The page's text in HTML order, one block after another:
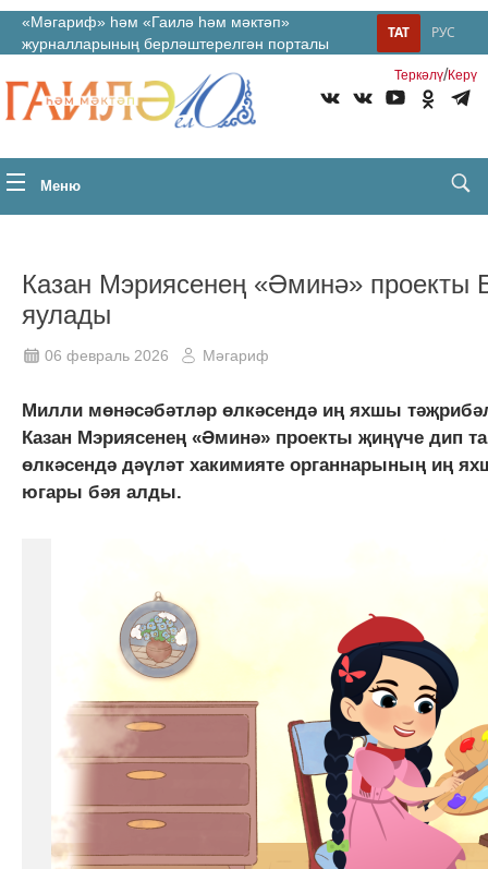
«Мәгариф» һәм «Гаилә һәм мәктәп»
журналларының берләштерелгән порталы
РУС
ТАТ
Теркəлү/Керү
Меню
Казан Мэриясенең «Әминә» проекты
яулады
06 февраль 2026 Мәгариф
Милли мөнәсәбәтләр өлкәсендә иң яхшы
Казан Мэриясенең «Әминә» проекты җиңүче дип
өлкәсендә дәүләт хакимияте органнарының иң
югары бәя алды.